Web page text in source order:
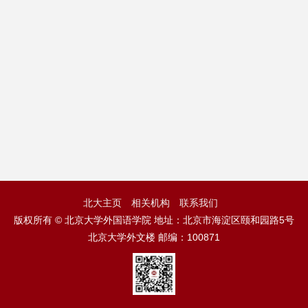
北大主页 相关机构
联系我们
版权所有 © 北京大学外国语学院 地址：北京市海淀区颐和园路5号
北京大学外文楼 邮编：100871